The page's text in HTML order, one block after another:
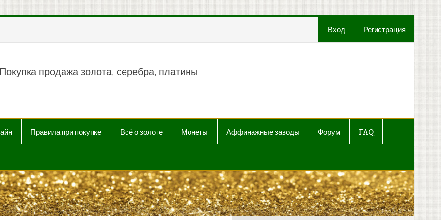
Вход Регистрация
продать Au, Ag, Pt
Покупка продажа золота, серебра, платины
Правила при покупке Всё о золоте Монеты Аффинажные заводы Форум FAQ